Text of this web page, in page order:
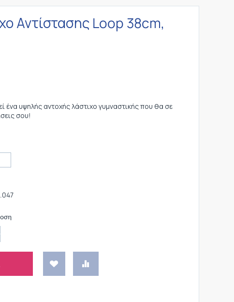
Αντίστασης Loop 38cm,
ένα υψηλής αντοχής λάστιχο γυμναστικής που θα σε
σου!